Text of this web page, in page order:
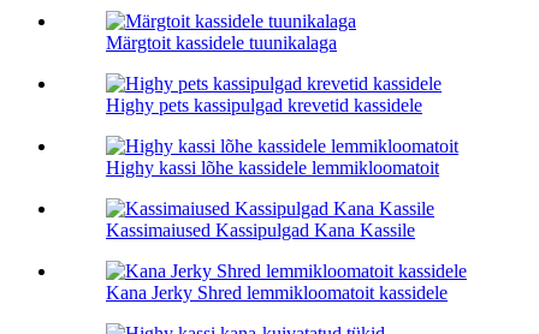
Märgtoit kassidele tuunikalaga
Highy pets kassipulgad krevetid kassidele
Highy kassi lõhe kassidele lemmikloomatoit
Kassimaiused Kassipulgad Kana Kassile
Kana Jerky Shred lemmikloomatoit kassidele